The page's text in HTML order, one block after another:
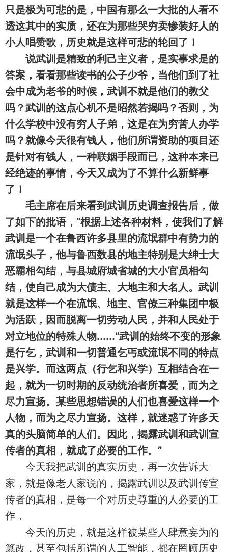
只是极为可悲的是，中国有那么一大批的人看不
透这其中的实质，还在为那些哭穷卖惨装好人的
小人唱赞歌，历史就是这样可悲的轮回了！
说武训是精致的利己主义者，是实事求是的
答案，看看那些读书的公子少爷，当他们到了社
会中成为老爷的时候，武训不就是他们的教父
吗？武训的这点心机不是昭然若揭吗？否则，为
什么学校中没有穷人子弟，这是在为穷苦人办学
吗？就像今天很有钱人，他们所谓资助的项目还
是针对有钱人，一种联姻手段而已，这种本来已
经绝迹的事情，今天又成为了不算什么新鲜事
了！
毛主席在后来看到武训历史调查报告后，做
了如下的批语，“根据上述各种材料，使我们了解
武训是一个在鲁西许多县里的流氓群中有势力的
流氓头子，他与鲁西数县的地主特别是大绅士大
恶霸相勾结，与县城府城省城的大小官员相勾
结，使自己成为大债主、大地主和大名人。武训
就是这样一个在流氓、地主、官僚三种集团中极
为活跃，因而脱离一切劳动人民，并和人民处于
对立地位的特殊人物......“武训的始终不变的形象
是行乞，武训和一切普通乞丐或流氓不同的特点
是兴学。而这两点（行乞和兴学）互相结合在一
起，就为一切时期的反动统治者所喜爱，而为之
尽力宣扬。某些思想错误的人们也喜爱这样一个
人物，而为之尽力宣扬。这样，就迷惑了许多天
真的头脑简单的人们。因此，揭露武训和武训宣
传者的真相，就成了必要的工作。”
今天我把武训的真实历史，再一次告诉大
家，就是像老人家说的，揭露武训以及武训传宣
传者的真相，是每一个对历史尊重的人必要的工
作，
今天的历史，就是这样被某些人肆意妄为的
篡改，甚至包括所谓的人工智能，都在罔顾历史